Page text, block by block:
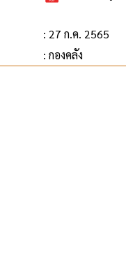
: 27 ก.ค. 2565
: กองคลัง